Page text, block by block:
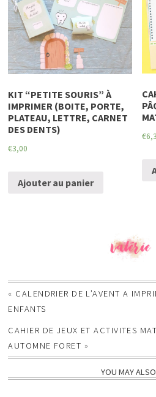
KIT “PETITE SOURIS” À
IMPRIMER (BOITE, PORTE,
PLATEAU, LETTRE, CARNET
DES DENTS)
€3,00
Ajouter au panier
€
« CALENDRIER DE L’AVENT A
ENFANTS
CAHIER DE JEUX ET ACTIVITES
AUTOMNE FORET »
YOU MAY